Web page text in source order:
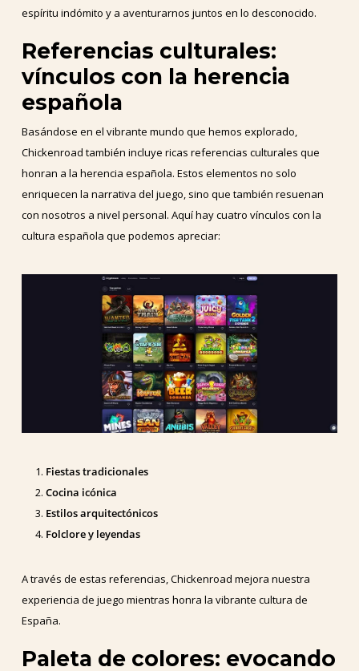
espíritu indómito y a aventurarnos juntos en lo desconocido.
Referencias culturales:
vínculos con la herencia
española
Basándose en el vibrante mundo que hemos explorado,
Chickenroad también incluye ricas referencias culturales que
honran a la herencia española. Estos elementos no solo
enriquecen la narrativa del juego, sino que también resuenan
con nosotros a nivel personal. Aquí hay cuatro vínculos con la
cultura española que podemos apreciar:
Fiestas tradicionales
Cocina icónica
Estilos arquitectónicos
Folclore y leyendas
A través de estas referencias, Chickenroad mejora nuestra
experiencia de juego mientras honra la vibrante cultura de
España.
Paleta de colores: evocando